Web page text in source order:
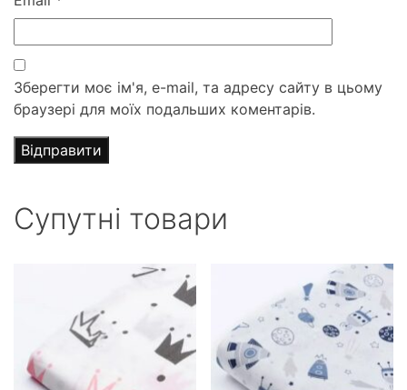
Зберегти моє ім'я, e-mail, та адресу сайту в цьому
браузері для моїх подальших коментарів.
Супутні товари